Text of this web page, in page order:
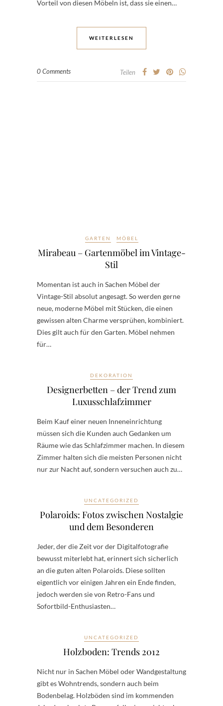
Vorteil von diesen Möbeln ist, dass sie einen…
WEITERLESEN
0 Comments Teilen
GARTEN MÖBEL
Mirabeau – Gartenmöbel im Vintage-
Stil
Momentan ist auch in Sachen Möbel der
Vintage-Stil absolut angesagt. So werden gerne
neue, moderne Möbel mit Stücken, die einen
gewissen alten Charme versprühen, kombiniert.
Dies gilt auch für den Garten. Möbel nehmen
für…
DEKORATION
Designerbetten – der Trend zum
Luxusschlafzimmer
Beim Kauf einer neuen Inneneinrichtung
müssen sich die Kunden auch Gedanken um
Räume wie das Schlafzimmer machen. In diesem
Zimmer halten sich die meisten Personen nicht
nur zur Nacht auf, sondern versuchen auch zu…
UNCATEGORIZED
Polaroids: Fotos zwischen Nostalgie
und dem Besonderen
Jeder, der die Zeit vor der Digitalfotografie
bewusst miterlebt hat, erinnert sich sicherlich
an die guten alten Polaroids. Diese sollten
eigentlich vor einigen Jahren ein Ende finden,
jedoch werden sie von Retro-Fans und
Sofortbild-Enthusiasten…
UNCATEGORIZED
Holzboden: Trends 2012
Nicht nur in Sachen Möbel oder Wandgestaltung
gibt es Wohntrends, sondern auch beim
Bodenbelag. Holzböden sind im kommenden